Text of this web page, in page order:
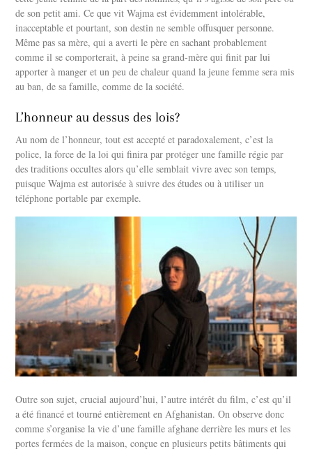
de son petit ami. Ce que vit Wajma est évidemment intolérable,
inacceptable et pourtant, son destin ne semble offusquer personne.
Même pas sa mère, qui a averti le père en sachant probablement
comme il se comporterait, à peine sa grand-mère qui finit par lui
apporter à manger et un peu de chaleur quand la jeune femme sera mis
au ban, de sa famille, comme de la société.
L’honneur au dessus des lois?
Au nom de l’honneur, tout est accepté et paradoxalement, c’est la
police, la force de la loi qui finira par protéger une famille régie par
des traditions occultes alors qu’elle semblait vivre avec son temps,
puisque Wajma est autorisée à suivre des études ou à utiliser un
téléphone portable par exemple.
Outre son sujet, crucial aujourd’hui, l’autre intérêt du film, c’est qu’il
a été financé et tourné entièrement en Afghanistan. On observe donc
comme s’organise la vie d’une famille afghane derrière les murs et les
portes fermées de la maison, conçue en plusieurs petits bâtiments qui